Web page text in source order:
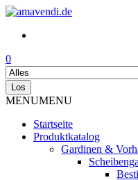
Skip
0
Los
MENUMENU
Startseite
Produktkatalog
Gardinen &